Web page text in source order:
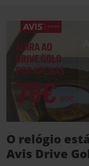
O relógio
Avis Drive